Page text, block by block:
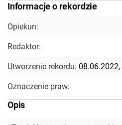
Informacje o rekordzie
Opiekun:
Redaktor:
Utworzenie rekordu:
Oznaczenie praw:
Opis